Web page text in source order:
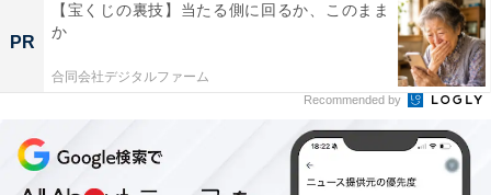
PR
【宝くじの裏技】当たる側に回るか、このまま
か
合同会社デジタルファーム
Recommended by